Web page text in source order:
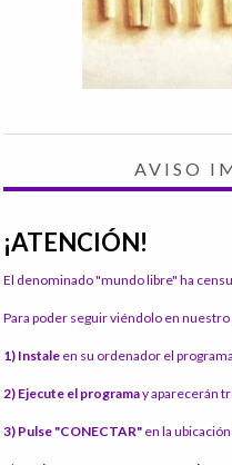
AVISO
¡ATENCIÓN!
El denominado "mundo libre" ha
Para poder seguir viéndolo en
1) Instale en su ordenador el
2) Ejecute el programay aparecerán
3) Pulse "CONECTAR" en la